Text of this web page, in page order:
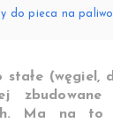
do pieca na paliwo
stałe (węgiel,
Ma na to